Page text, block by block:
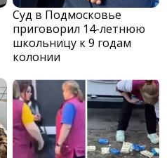
Суд в Подмосковье
приговорил 14-летнюю
школьницу к 9 годам
колонии